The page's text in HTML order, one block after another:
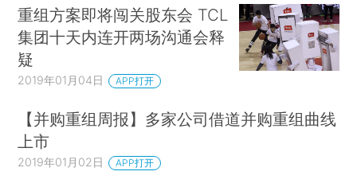
重组方案即将闯关股东会 TCL
集团十天内连开两场沟通会释
疑
2019年01月04日 APP打开
【并购重组周报】多家公司借道并购重组曲线
上市
2019年01月02日 APP打开